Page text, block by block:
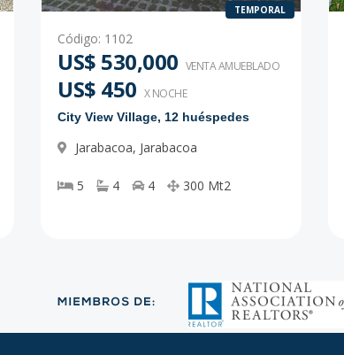
TEMPORAL
Código: 1102
US$ 530,000 VENTA AMUEBLADO
US$ 450 X NOCHE
City View Village, 12 huéspedes
Jarabacoa, Jarabacoa
5 4 4 300 Mt2